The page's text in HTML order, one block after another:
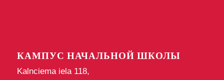
КАМПУС НАЧАЛЬНОЙ ШКОЛЫ
Kalnciema iela 118,